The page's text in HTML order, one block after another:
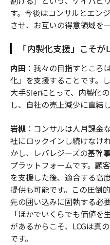
す。今後はコンサルとエン
させ、お互いの得意領域を
「内製化支援」こそが
内田 ：我々の目指すところ
化」を支援することです。
大手SIerにとって、内製化
し、自社の売上減少に直結し
岩槻：コンサルは人月課金
社にロックインし続けなけ
かし、レバレジーズの基幹
プラットフォームです。顧
を支援した後、適合する高
提供も可能です。この圧倒
先の囲い込みに固執する必
「ほかでいくらでも価値
があるからこそ、LCGは真
です。